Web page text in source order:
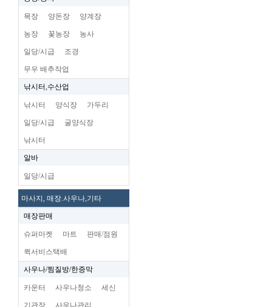
목장 양돈장 양계장
농장 꽃농장 농사
일당/시급 조경
무우 배추작업
낚시터,수산업
낚시터 양식장 가두리
일당/시급 굴양식장
낚시터
알바
일당/시급
마사지, 매장.사우나,기타
매장판매
슈퍼마켓 마트 판매/점원
퀵서비스택배
사우나/찜질방/한증막
카운터 사우나청소 세신
기관장 사우나관리